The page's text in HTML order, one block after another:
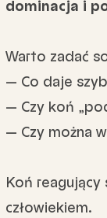
dominacja i
Warto zadać
— Co daje
— Czy koń
— Czy można
Koń
człowiekiem.